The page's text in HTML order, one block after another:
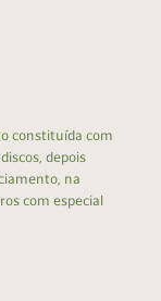
constituída com
depois
na
com especial